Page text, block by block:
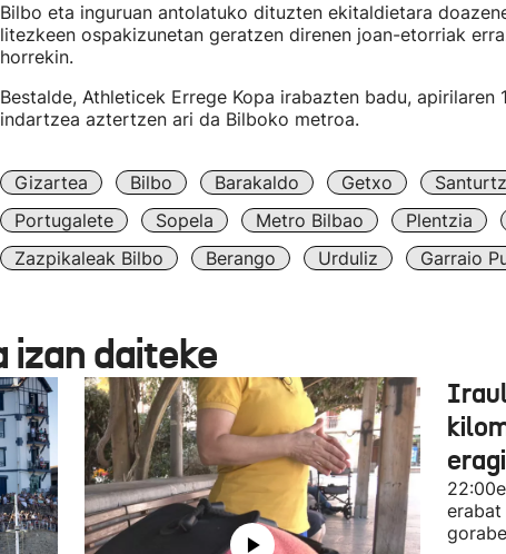
Bilbo eta inguruan antolatuko dituzten ekitaldietara
litezkeen ospakizunetan geratzen direnen joan-etorriak
horrekin.
Bestalde, Athleticek Errege Kopa irabazten badu, apirilaren
indartzea aztertzen ari da Bilboko metroa.
Gizartea Bilbo Barakaldo Getxo
Portugalete
Sopela Metro Bilbao Plentzia
Zazpikaleak Bilbo
Berango Urduliz Garraio
izan daiteke